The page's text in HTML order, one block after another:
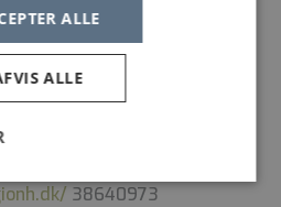
til at kontakte:
Kristin Munch-
38640973
ALLE
ALLE